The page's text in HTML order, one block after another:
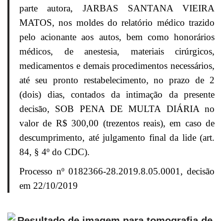
parte autora, JARBAS SANTANA VIEIRA
MATOS, nos moldes do relatório médico trazido
pelo acionante aos autos, bem como honorários
médicos, de anestesia, materiais cirúrgicos,
medicamentos e demais procedimentos necessários,
até seu pronto restabelecimento, no prazo de 2
(dois) dias, contados da intimação da presente
decisão, SOB PENA DE MULTA DIÁRIA no
valor de R$ 300,00 (trezentos reais), em caso de
descumprimento, até julgamento final da lide (art.
84, § 4º do CDC).
Processo nº 0182366-28.2019.8.05.0001, decisão
em 22/10/2019